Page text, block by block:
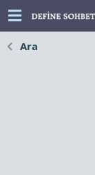
Ara